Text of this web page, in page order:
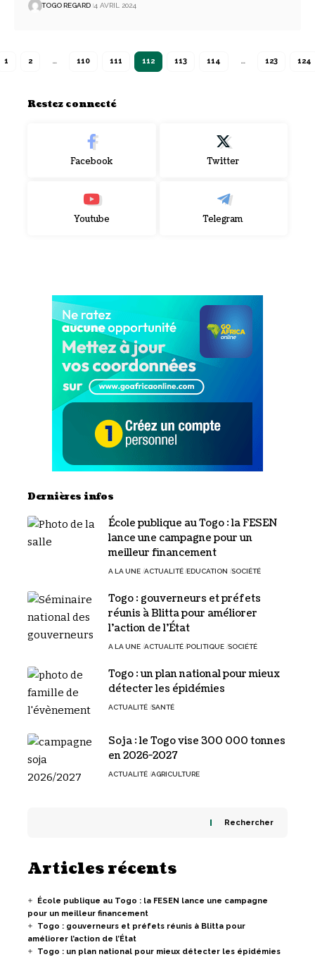
TOGO REGARD 4 AVRIL 2024
1 2 … 110 111 112 113 114 … 123 124
Restez connecté
Facebook Twitter
Youtube Telegram
Dernières infos
École publique au Togo : la FESEN
lance une campagne pour un
meilleur financement
A LA UNE ACTUALITÉ EDUCATION SOCIÉTÉ
Togo : gouverneurs et préfets
réunis à Blitta pour améliorer
l’action de l’État
A LA UNE ACTUALITÉ POLITIQUE SOCIÉTÉ
Togo : un plan national pour mieux
détecter les épidémies
ACTUALITÉ SANTÉ
Soja : le Togo vise 300 000 tonnes
en 2026-2027
ACTUALITÉ AGRICULTURE
Rechercher
Articles récents
École publique au Togo : la FESEN lance une campagne
pour un meilleur financement
Togo : gouverneurs et préfets réunis à Blitta pour
améliorer l’action de l’État
Togo : un plan national pour mieux détecter les épidémies